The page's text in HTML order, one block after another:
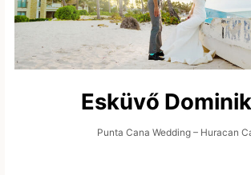
Esküvő
Punta Cana Wedding – Huracan